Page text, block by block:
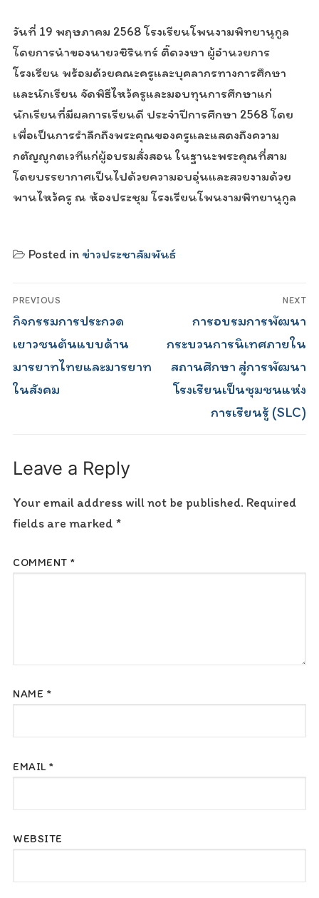
วันที่ 19 พฤษภาคม 2568 โรงเรียนโพนงามพิทยานุกูล
โดยการนำของนายวชิรินทร์ ติ๊ดวงษา ผู้อำนวยการ
โรงเรียน พร้อมด้วยคณะครูและบุคลากรทางการศึกษา
และนักเรียน จัดพิธีไหว้ครูและมอบทุนการศึกษาแก่
นักเรียนที่มีผลการเรียนดี ประจำปีการศึกษา 2568 โดย
เพื่อเป็นการรำลึกถึงพระคุณของครูและแสดงถึงความ
กตัญญูกตเวทีแก่ผู้อบรมสั่งสอน ในฐานะพระคุณที่สาม
โดยบรรยากาศเป็นไปด้วยความอบอุ่นและสวยงามด้วย
พานไหว้ครู ณ ห้องประชุม โรงเรียนโพนงามพิทยานุกูล
Posted in ข่าวประชาสัมพันธ์
Post
navigation
PREVIOUS
Previous
post:
กิจกรรมการประกวด
เยาวชนต้นแบบด้าน
มารยาทไทยและมารยาท
ในสังคม
NEXT
Next
post:
การอบรมการพัฒนา
กระบวนการนิเทศภายใน
สถานศึกษา สู่การพัฒนา
โรงเรียนเป็นชุมชนแห่ง
การเรียนรู้ (SLC)
Leave a Reply
Your email address will not be published. Required
fields are marked *
COMMENT *
NAME *
EMAIL *
WEBSITE